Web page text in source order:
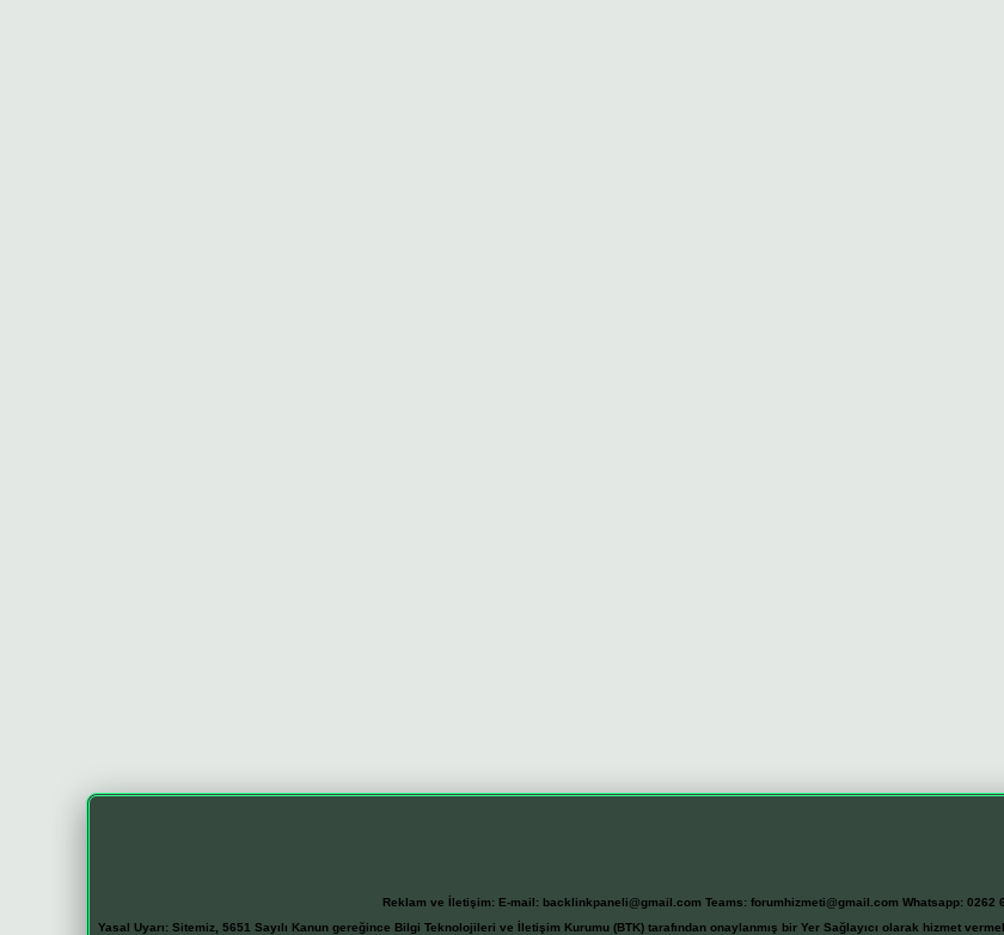
Reklam ve İletişim: E-mail: backlinkpaneli@gmail.com Teams: forumhizmeti@gmail.com Whatsapp: 0262
Yasal Uyarı:Sitemiz, 5651 Sayılı Kanun gereğince Bilgi Teknolojileri ve İletişim Kurumu (BTK) tarafından onaylanmış bir Yer Sağlayıcı olarak hizmet